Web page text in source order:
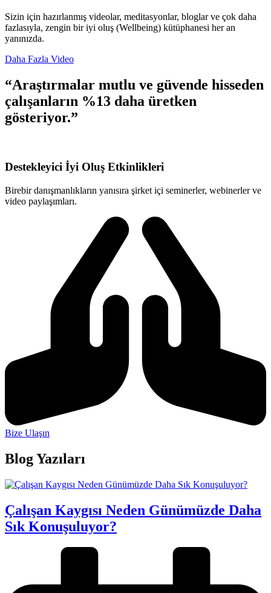
Sizin için hazırlanmış videolar, meditasyonlar, bloglar ve çok daha
fazlasıyla, zengin bir iyi oluş (Wellbeing) kütüphanesi her an
yanınızda.
Daha Fazla Video
“Araştırmalar mutlu ve güvende hisseden
çalışanların %13 daha üretken
gösteriyor.”
Destekleyici İyi Oluş Etkinlikleri
Birebir danışmanlıkların yanısıra şirket içi seminerler, webinerler ve
video paylaşımları.
Bize Ulaşın
Blog Yazıları
Çalışan Kaygısı Neden Günümüzde Daha
Sık Konuşuluyor?